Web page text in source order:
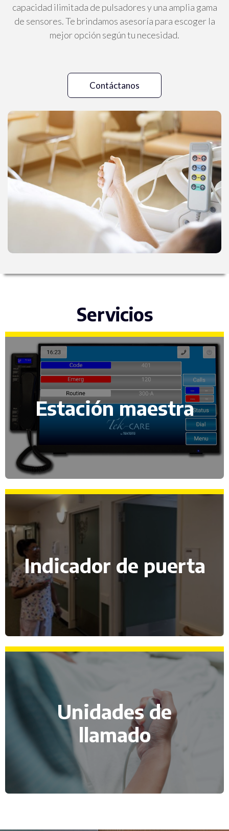
Contáctanos
capacidad ilimitada de pulsadores y una amplia gama
de sensores. Te brindamos asesoría para escoger la
mejor opción según tu necesidad.
Servicios
Estación maestra
Indicador de puerta
Unidades de
llamado